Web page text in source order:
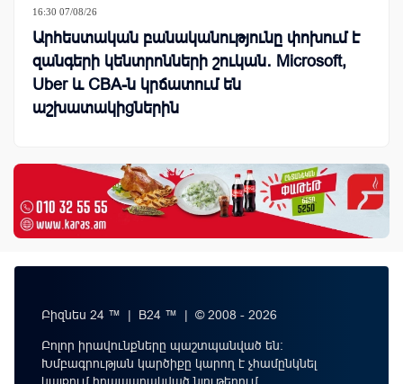
16:30 07/08/26
Արհեստական բանականությունը փոխում է
զանգերի կենտրոնների շուկան․ Microsoft,
Uber և CBA-ն կրճատում են
աշխատակիցներին
Բիզնես 24 ™ | B24 ™ | © 2008 - 2026
Բոլոր իրավունքները պաշտպանված են:
Խմբագրության կարծիքը կարող է չհամընկնել